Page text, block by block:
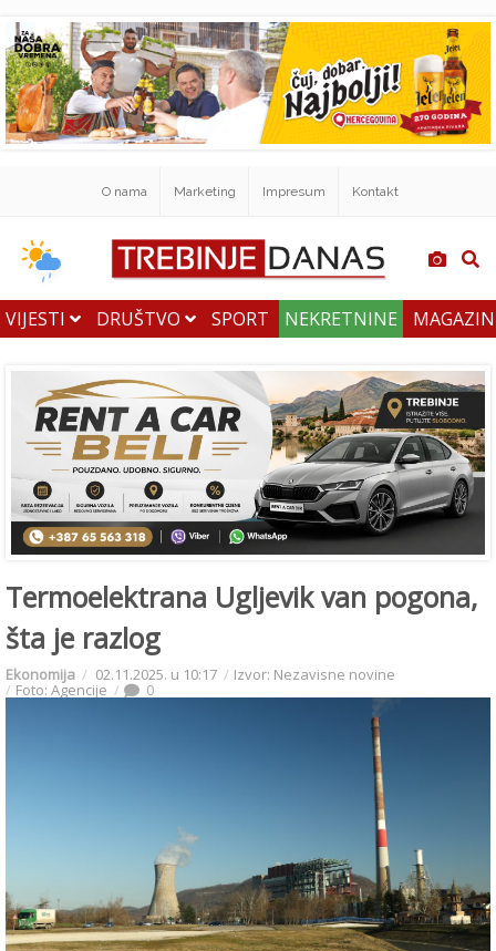
O nama Marketing Impresum Kontakt
VIJESTI DRUŠTVO SPORT NEKRETNINE
Termoelektrana Ugljevik van pogona,
šta je razlog
Ekonomija 02.11.2025. u 10:17 Izvor: Nezavisne novine
Foto: Agencije 0